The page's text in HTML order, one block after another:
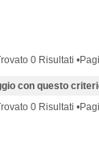
0 Risultati
con questo
0 Risultati